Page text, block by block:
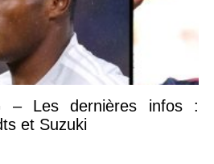
– Les dernières infos :
et Suzuki